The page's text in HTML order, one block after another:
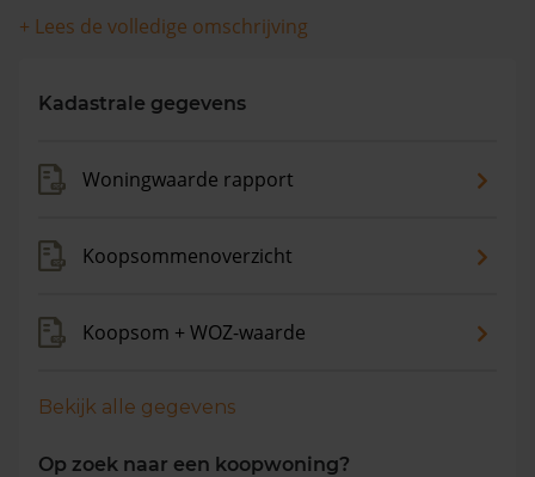
+ Lees de volledige omschrijving
Kadastrale gegevens
Woningwaarde rapport
Koopsommenoverzicht
Koopsom + WOZ-waarde
Bekijk alle gegevens
Op zoek naar een koopwoning?